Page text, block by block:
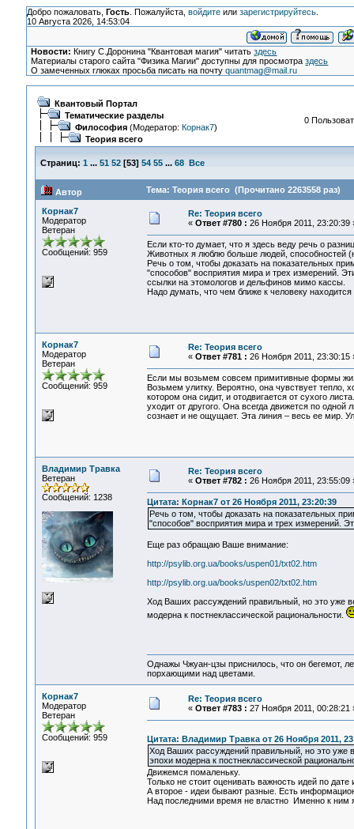
Добро пожаловать, Гость. Пожалуйста, войдитеили зарегистрируйтесь.
10 Августа 2026, 14:53:04
Новости: Книгу С.Доронина "Квантовая магия" читатьздесь
Материалы старого сайта "Физика Магии" доступны для просмотраздесь
О замеченных глюках просьба писать на почтуquantmag@mail.ru
Квантовый Портал
Тематические разделы
Философия(Модератор: Корнак7)
Теория всего
0
Страниц: 1 ... 51 52[53] 54 55 ... 68 Все
Автор Тема: Теория всего (Прочитано 2263558 раз)
Корнак7
Модератор
Ветеран
Сообщений: 959
Re: Теория всего
« Ответ #780 : 26 Ноября 2011, 23:20:39
Если кто-то думает, что я здесь веду речь о
Животных я люблю больше людей, способностей
Речь о том, чтобы доказать на показательных
"способов" восприятия мира и трех измерений.
ссылки на этомологов и дельфинов мимо кассы.
Надо думать, что чем ближе к человеку
Корнак7
Модератор
Ветеран
Сообщений: 959
Re: Теория всего
« Ответ #781 : 26 Ноября 2011, 23:30:15
Если мы возьмем совсем примитивные формы
Возьмем улитку. Вероятно, она чувствует тепло,
котором она сидит, и отодвигается от сухого
уходит от другого. Она всегда движется по
сознает и не ощущает. Эта линия – весь ее мир.
Владимир Травка
Ветеран
Сообщений: 1238
Re: Теория всего
« Ответ #782 : 26 Ноября 2011, 23:55:09
Цитата: Корнак7 от 26 Ноября 2011, 23:20:39
Речь о том, чтобы доказать на показательных
"способов" восприятия мира и трех измерений.
Еще раз обращаю Ваше внимание:
http://psylib.org.ua/books/uspen01/txt02.htm
http://psylib.org.ua/books/uspen02/txt02.htm
Ход Ваших рассуждений правильный, но это уже
модерна к постнеклассической рациональности.
Однажы Чжуан-цзы приснилось, что он бегемот,
порхающими над цветами.
Корнак7
Модератор
Ветеран
Сообщений: 959
Re: Теория всего
« Ответ #783 : 27 Ноября 2011, 00:28:21
Цитата: Владимир Травка от 26 Ноября 2011,
Ход Ваших рассуждений правильный, но это уже
эпохи модерна к постнеклассической
Движемся помаленьку.
Только не стоит оценивать важность идей по
А второе - идеи бывают разные. Есть
Над последними время не властно Именно к ним